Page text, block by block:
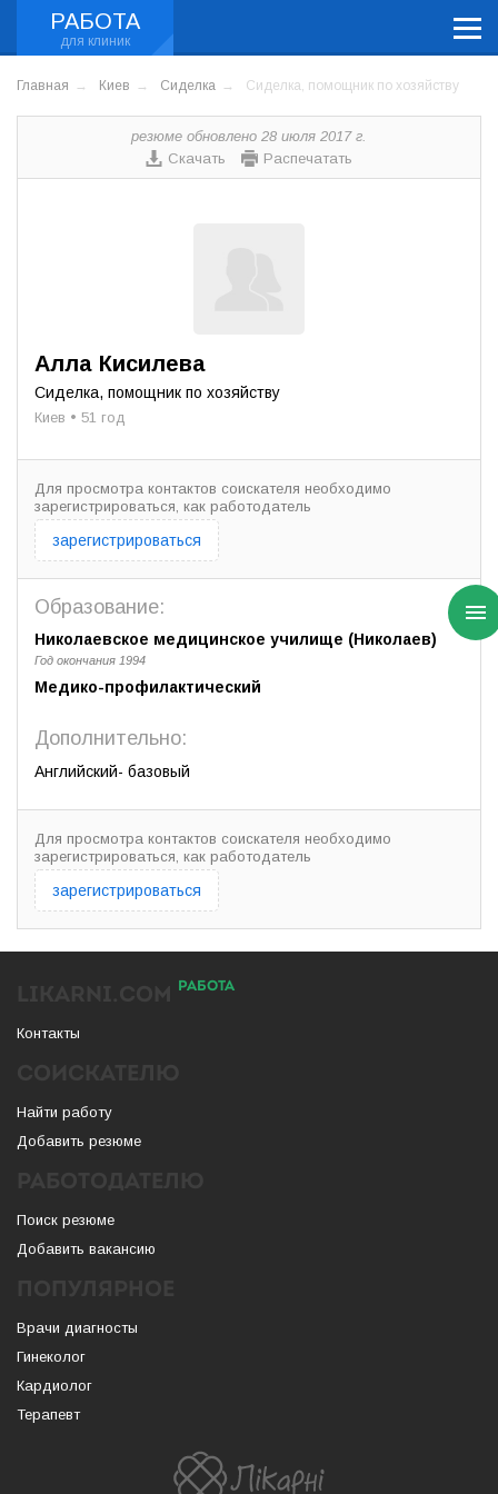
РАБОТА
Главная Киев Сиделка Сиделка, помощник по хозяйству
резюме обновлено 28 июля 2017 г.
Скачать
Распечатать
Алла Кисилева
Сиделка, помощник по хозяйству
Киев • 51 год
Для просмотра контактов соискателя необходимо
зарегистрироваться, как работодатель
зарегистрироваться
Образование:
Николаевское медицинское училище (Николаев)
Год окончания 1994
Медико-профилактический
Дополнительно:
Английский- базовый
Для просмотра контактов соискателя необходимо
зарегистрироваться, как работодатель
зарегистрироваться
РАБОТА
Контакты
Найти работу
Добавить резюме
Поиск резюме
Добавить вакансию
Врачи диагносты
Гинеколог
Кардиолог
Терапевт